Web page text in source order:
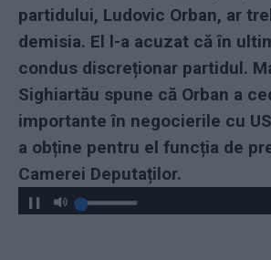
partidului, Ludovic Orban, ar
demisia. El l-a acuzat că în
condus discreționar partidul.
Sighiartău spune că Orban a
importante în negocierile cu
a obține pentru el funcția de
Camerei Deputaților.